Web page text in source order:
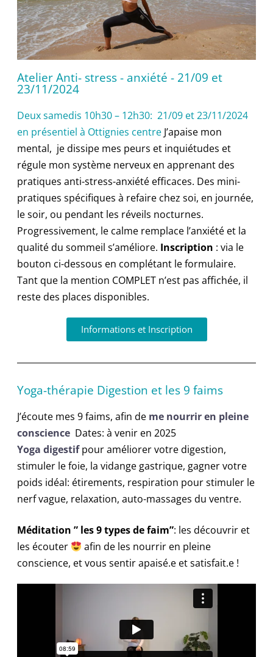
Atelier Anti- stress - anxiété - 21/09 et
23/11/2024
Deux samedis 10h30 – 12h30: 21/09 et 23/11/2024
en présentiel à Ottignies centreJ’apaise mon
mental, je dissipe mes peurs et inquiétudes et
régule mon système nerveux en apprenant des
pratiques anti-stress-anxiété efficaces. Des mini-
pratiques spécifiques à refaire chez soi, en journée,
le soir, ou pendant les réveils nocturnes.
Progressivement, le calme remplace l’anxiété et la
qualité du sommeil s’améliore. Inscription : via le
bouton ci-dessous en complétant le formulaire.
Tant que la mention COMPLET n’est pas affichée, il
reste des places disponibles.
Informations et Inscription
Yoga-thérapie Digestion et les 9 faims
J’écoute mes 9 faims, afin de me nourrir en pleine
conscience Dates: à venir en 2025
Yoga digestifpour améliorer votre digestion,
stimuler le foie, la vidange gastrique, gagner votre
poids idéal: étirements, respiration pour stimuler le
nerf vague, relaxation, auto-massages du ventre.
Méditation ” les 9 types de faim”: les découvrir et
les écouter
afin de les nourrir en pleine
conscience, et vous sentir apaisé.e et satisfait.e !